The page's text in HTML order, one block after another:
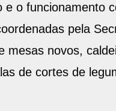
e o funcionamento
pela
mesas novos,
de cortes de